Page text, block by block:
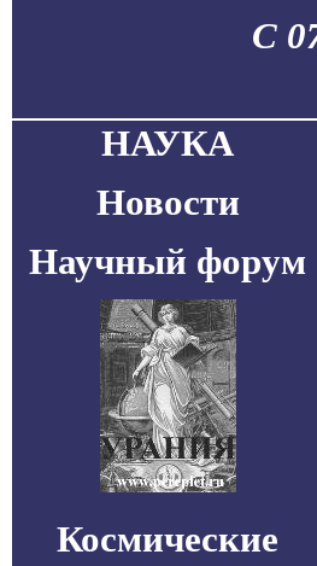
С
НАУКА
Новости
Научный форум
Космические